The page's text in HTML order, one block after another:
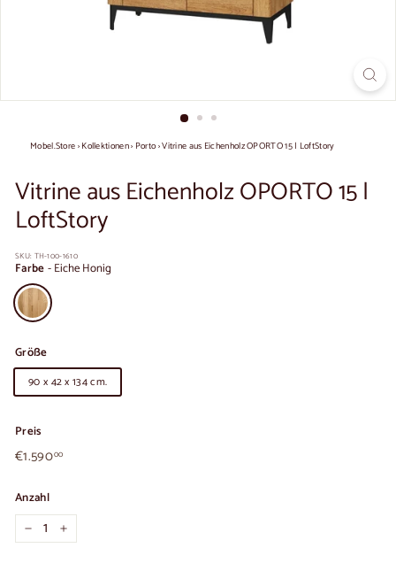
Mobel.Store›Kollektionen› Porto›Vitrine aus Eichenholz OPORTO 15 | LoftStory
Vitrine aus Eichenholz OPORTO 15 |
LoftStory
SKU: TH-100-1610
Farbe-Eiche Honig
Größe
90 x 42 x 134 cm.
Preis
Üblicher
Preis
€1.59000€1.590,00
Anzahl
+